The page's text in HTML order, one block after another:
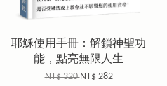
耶穌使用手冊：解鎖神聖功
能，點亮無限人生
NT$ 320NT$ 282